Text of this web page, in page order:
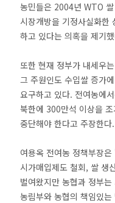
농민들은 2004년 WTO
시장개방을 기정사실화한
하고 있다는 의혹을 제기
또한 현재 정부가 내세우
그 주원인도 수입쌀 증가
요구하고 있다. 전여농에
북한에 300만석 이상을
중단해야 한다고 주장한다.
여용옥 전여농 정책부장
시가매입제도 철회, 쌀 생
벌여왔지만 농협과 정부
농림부와 농협의 책임있